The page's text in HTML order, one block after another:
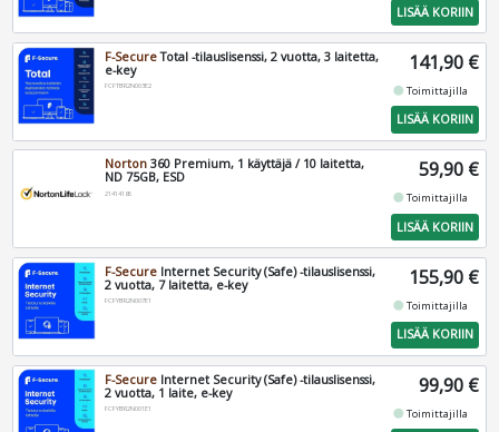
LISÄÄ KORIIN
F-SecureTotal -tilauslisenssi, 2 vuotta, 3 laitetta,
e-key
FCFTBR2N003E2
141,90 €
fiber_manual_recordToimittajilla
LISÄÄ KORIIN
Norton 360 Premium, 1 käyttäjä / 10 laitetta,
ND 75GB, ESD
21414185
59,90 €
fiber_manual_recordToimittajilla
LISÄÄ KORIIN
F-Secure Internet Security (Safe) -tilauslisenssi,
2 vuotta, 7 laitetta, e-key
FCFYBR2N007E1
155,90 €
fiber_manual_recordToimittajilla
LISÄÄ KORIIN
F-Secure Internet Security (Safe) -tilauslisenssi,
2 vuotta, 1 laite, e-key
FCFYBR2N001E1
99,90 €
fiber_manual_recordToimittajilla